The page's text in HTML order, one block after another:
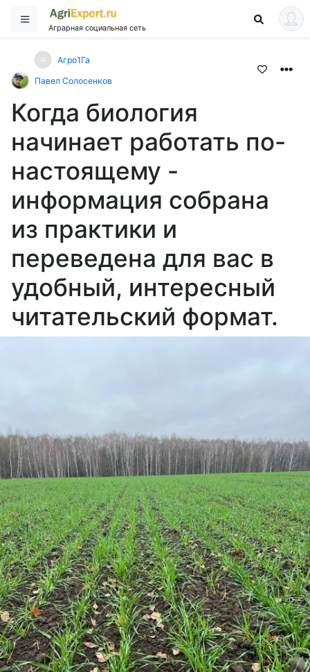
Аграрная социальная сеть
Агро1Га
Павел Солосенков
Когда биология
начинает работать по-
настоящему -
информация собрана
из практики и
переведена для вас в
удобный, интересный
читательский формат.